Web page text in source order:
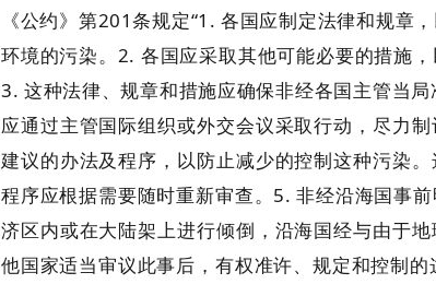
《公约》第201条规定“1. 各国应制定法律和规章
环境的污染。2. 各国应采取其他可能必要的措施，
3. 这种法律、规章和措施应确保非经各国主管当
应通过主管国际组织或外交会议采取行动，尽力
建议的办法及程序，以防止减少的控制这种污染
程序应根据需要随时重新审查。5. 非经沿海国事
济区内或在大陆架上进行倾倒，沿海国经与由于
他国家适当审议此事后，有权准许、规定和控制